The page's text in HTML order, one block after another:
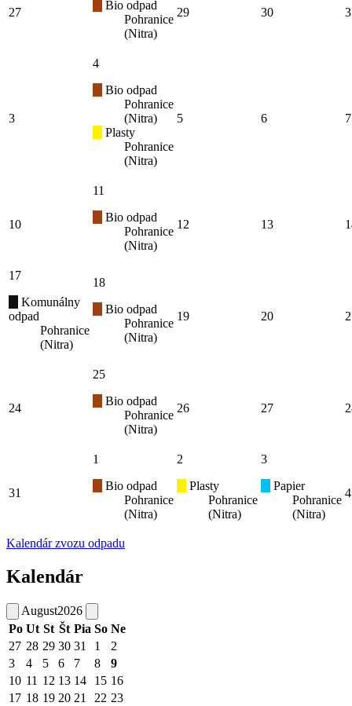
27
Bio odpad
Pohranice
(Nitra)
29 30
3
4
Bio odpad
Pohranice
(Nitra)
Plasty
Pohranice
(Nitra)
5 6 7
10
11
Bio odpad
Pohranice
(Nitra)
12 13
17
Komunálny
odpad
Pohranice
(Nitra)
18
Bio odpad
Pohranice
(Nitra)
19 20
24
25
Bio odpad
Pohranice
(Nitra)
26 27
31
1
Bio odpad
Pohranice
(Nitra)
2
Plasty
Pohranice
(Nitra)
3
Papier
Pohranice
(Nitra)
4
Kalendár zvozu odpadu
Kalendár
August2026
Po Ut St Št Pia So Ne
27 28 29 30 31 1
2
3
4 5 6 7 8
9
10 11 12 13 14 15 16
17 18 19 20 21 22 23